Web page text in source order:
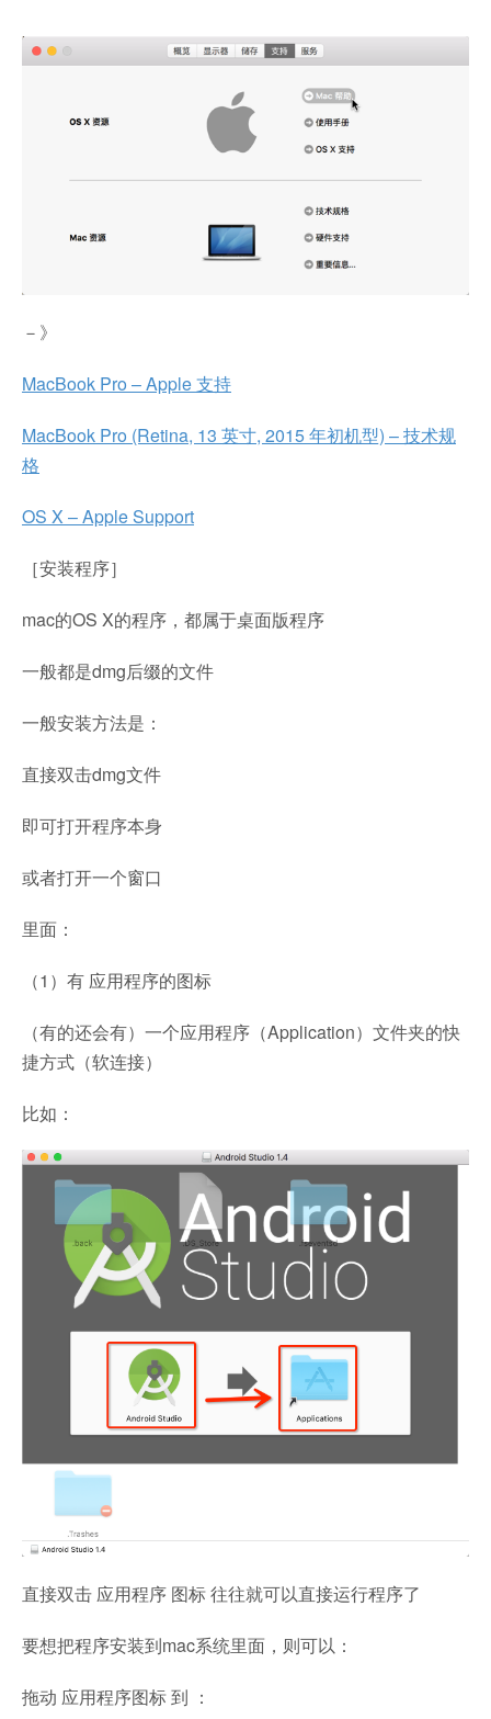
－》
MacBook Pro – Apple 支持
MacBook Pro (Retina, 13 英寸, 2015 年初机型) – 技术规
格
OS X – Apple Support
［安装程序］
mac的OS X的程序，都属于桌面版程序
一般都是dmg后缀的文件
一般安装方法是：
直接双击dmg文件
即可打开程序本身
或者打开一个窗口
里面：
（1）有 应用程序的图标
（有的还会有）一个应用程序（Application）文件夹的快
捷方式（软连接）
比如：
直接双击 应用程序 图标 往往就可以直接运行程序了
要想把程序安装到mac系统里面，则可以：
拖动 应用程序图标 到 ：